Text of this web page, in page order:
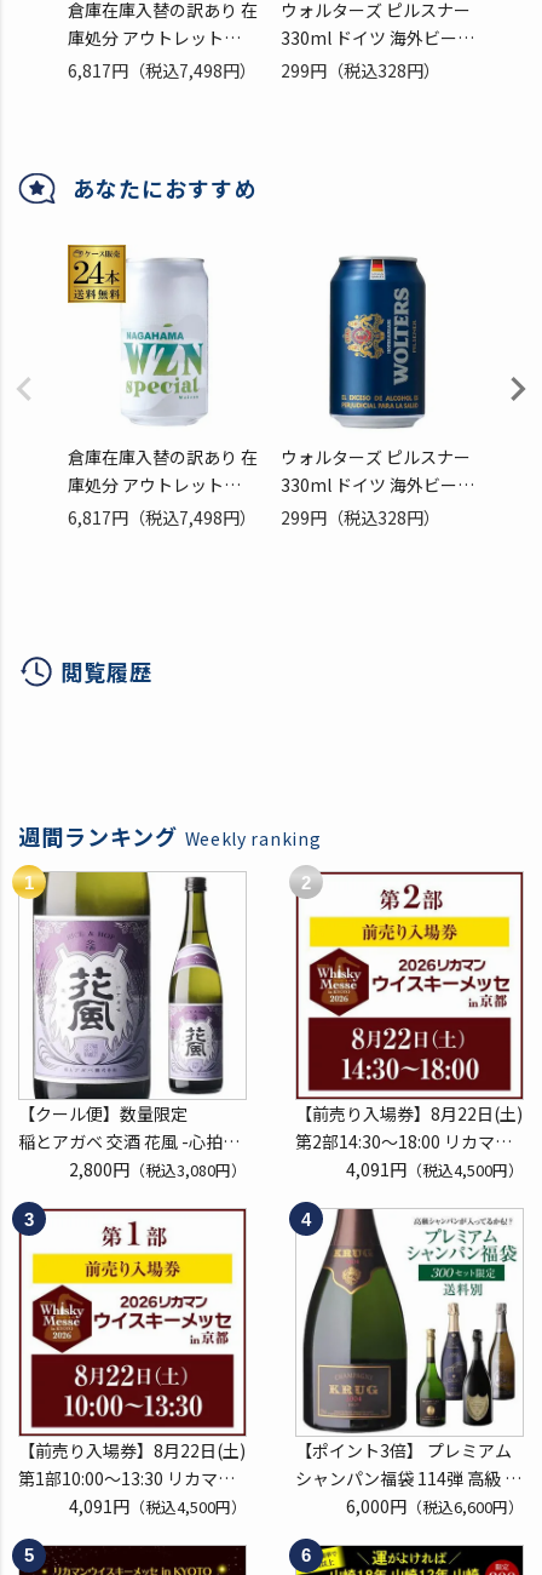
倉庫在庫入替の訳あり 在
庫処分 アウトレット
9,980円→7,498円 長浜
クラフトビール 長浜浪漫
ビール ケース 送料無料
6,817円 （税込7,498円）
ウォルターズ ピルスナー
330ml ドイツ 海外ビール
プレミアム 長S
299円 （税込328円）
あなたにおすすめ
倉庫在庫入替の訳あり 在
庫処分 アウトレット
9,980円→7,498円 長浜
滋賀県 長濱 長S
6,817円 （税込7,498円）
ウォルターズ ピルスナー
330ml ドイツ 海外ビール
プレミアム 長S
299円 （税込328円）
閲覧履歴
週間ランキング Weekly ranking
【クール便】数量限定
稲とアガベ 交酒 花風 -心拍-
KYOTO EDITION 720ml こう
しゅ はなかぜ craft sake クラ
フトサケ 秋田県 男鹿市
2,800円（税込3,080円）
【前売り入場券】8月22日(土)
第2部14:30～18:00 リカマン
ウイスキーメッセ in京都
2026 1枚
入場券となるeチケットは【8
月中旬】にメールにて配信予
※代引き決済不可
4,091円 （税込4,500円）
【前売り入場券】8月22日(土)
第1部10:00～13:30 リカマン
ウイスキーメッセ in京都
2026 1枚
入場券となるeチケットは【8
4,091円（税込4,500円）
【ポイント3倍】 プレミアム
シャンパン福袋 114弾 高級 シ
ャンパン を探せ トゥルベ ト
レゾール クリュッグ 2004 が
入ってるかも!? 【先着300
6,000円 （税込6,600円）